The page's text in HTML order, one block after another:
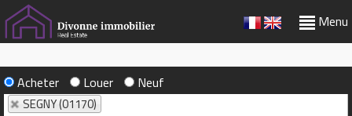
Menu
Acheter Louer Neuf
SEGNY (01170)